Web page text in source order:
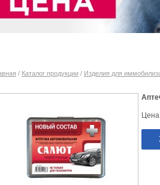
/ Каталог продукции / Изделия для